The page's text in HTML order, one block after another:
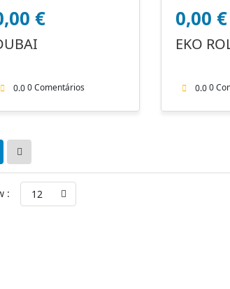
€
0.00 Comentários
0,00 €
EKO
0.00
: 12